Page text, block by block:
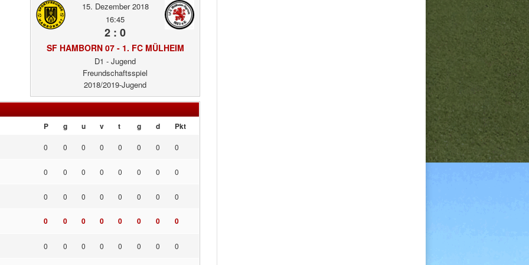
15. Dezember 2018
16:45
2 : 0
SF HAMBORN 07 - 1. FC MÜLHEIM
D1 - Jugend
Freundschaftsspiel
2018/2019-Jugend
P g u v t g d Pkt
0 0 0 0 0 0 0 0
0 0 0 0 0 0 0 0
0 0 0 0 0 0 0 0
0 0 0 0 0 0 0 0
0 0 0 0 0 0 0 0